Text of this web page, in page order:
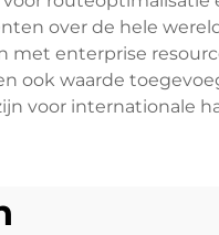
over de hele
met enterprise
ook waarde
voor internationale